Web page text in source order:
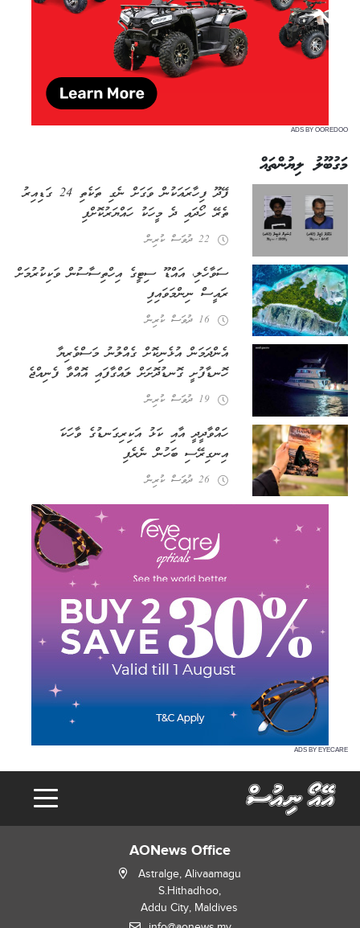
ADS BY OOREDOO
މަގުބޫލު ލިޔުންތައް
ފޭދޫ ފިހާރައަކުން ވަގަށް ނެގި ތަކެތި 24 ގަޑިއިރު
ތެރޭ ހޯދައި ދެ މީހަކު ހައްޔަރުކޮށްފި
22 ދުވަސް ކުރިން
ސަވާހެލި، އައްޑޫ ސިޓީގެ އިހްތިސާސުން ވަކިކުރުމަށް
ރައީސް ނިންމަވައިފި
16 ދުވަސް ކުރިން
އެންދަމަން އުޅެނިކޮށް ގެއްލުނު މަސްވެރިޔާ
ހޮނޑާފުށީ ގޮނޑުދޮށަށް ލައްގާފައި އޮއްވާ ފެނިއްޖެ
19 ދުވަސް ކުރިން
ހައްވާދީދީ އާއި ކަޅު އަކިރިގަނޑުގެ ވާހަކަ
އިނގިރޭސި ބަހުން ނެރެފި
26 ދުވަސް ކުރިން
ADS BY EYECARE
AONews Office
Astralge, Alivaamagu
S.Hithadhoo,
Addu City, Maldives